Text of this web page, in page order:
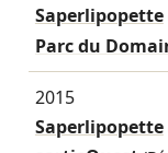
Saperlipopette
Parc du
2015
Saperlipopette